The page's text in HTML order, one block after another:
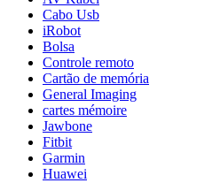
Cabo Usb
iRobot
Bolsa
Controle remoto
Cartão de memória
General Imaging
cartes mémoire
Jawbone
Fitbit
Garmin
Huawei